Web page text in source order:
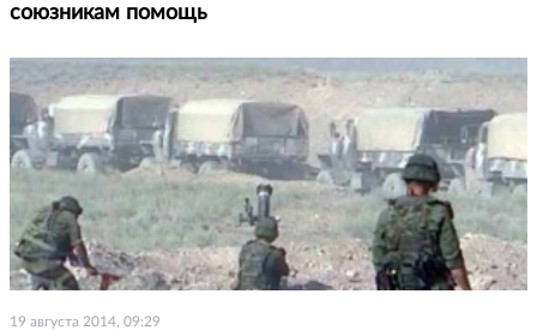
союзникам помощь
19 августа 2014, 09:29